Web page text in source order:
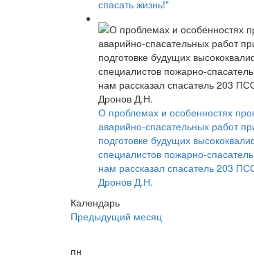
спасать жизнь!"
О проблемах и особенностях
аварийно-спасательных работ
подготовке будущих
специалистов пожарно-
нам рассказал спасатель 203
Дронов Д.Н.
Календарь
Предыдущий месяц
пн